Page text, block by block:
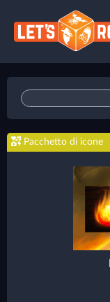
Pacchetto di icone